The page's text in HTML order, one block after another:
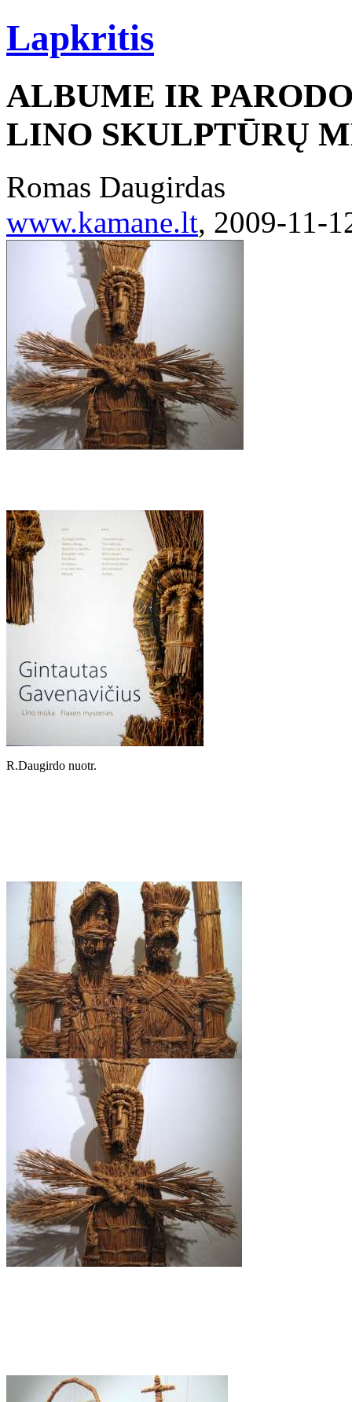
Lapkritis
ALBUME IR
LINO SKULPTŪRŲ
Romas Daugirdas
www.kamane.lt, 2009-11-
R.Daugirdo nuotr.